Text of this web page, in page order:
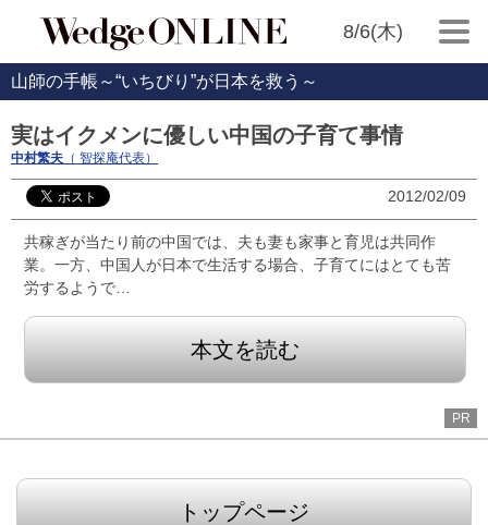
8/6(木)
山師の手帳～“いちびり”が日本を救う～
実はイクメンに優しい中国の子育て事情
中村繁夫 （ 智探庵代表）
2012/02/09
共稼ぎが当たり前の中国では、夫も妻も家事と育児は共同作
業。一方、中国人が日本で生活する場合、子育てにはとても苦
労するようで…
本文を読む
PR
トップページ